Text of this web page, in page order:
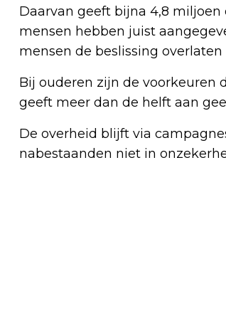
Daarvan geeft bijna 4,8
mensen hebben juist
mensen de beslissing
Bij ouderen zijn de voorkeuren
geeft meer dan de helft aan
De overheid blijft via
nabestaanden niet in